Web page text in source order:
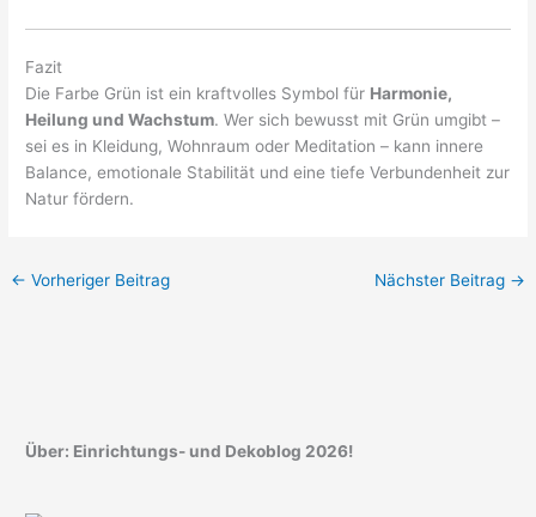
Fazit
Die Farbe Grün ist ein kraftvolles Symbol für Harmonie,
Heilung und Wachstum. Wer sich bewusst mit Grün umgibt –
sei es in Kleidung, Wohnraum oder Meditation – kann innere
Balance, emotionale Stabilität und eine tiefe Verbundenheit zur
Natur fördern.
← Vorheriger Beitrag Nächster Beitrag →
Über: Einrichtungs- und Dekoblog 2026!